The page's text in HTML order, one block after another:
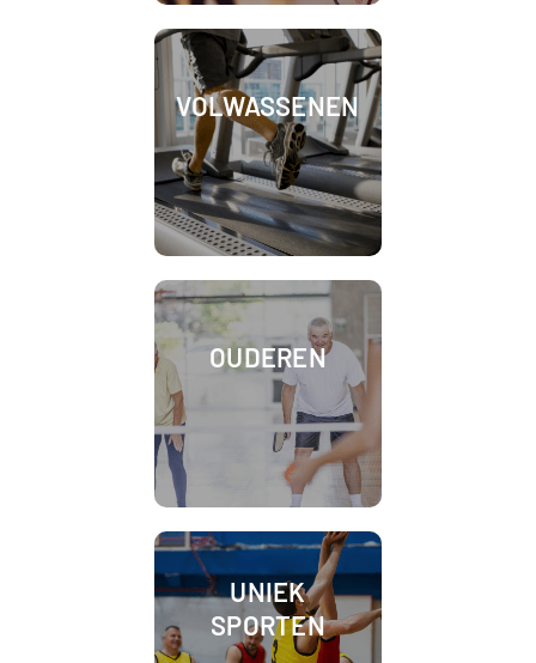
VOLWASSENEN
OUDEREN
UNIEK
SPORTEN